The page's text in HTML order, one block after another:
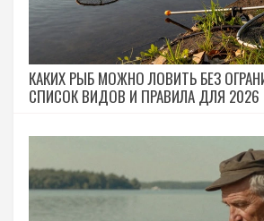
КАКИХ РЫБ МОЖНО ЛОВИТЬ БЕЗ
СПИСОК ВИДОВ И ПРАВИЛА ДЛЯ 2026